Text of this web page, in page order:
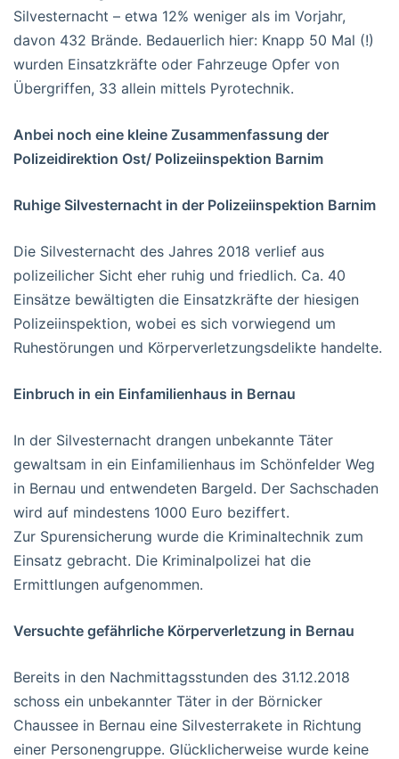
Silvesternacht – etwa 12% weniger als im Vorjahr,
davon 432 Brände. Bedauerlich hier: Knapp 50 Mal (!)
wurden Einsatzkräfte oder Fahrzeuge Opfer von
Übergriffen, 33 allein mittels Pyrotechnik.
Anbei noch eine kleine Zusammenfassung der
Polizeidirektion Ost/ Polizeiinspektion Barnim
Ruhige Silvesternacht in der Polizeiinspektion Barnim
Die Silvesternacht des Jahres 2018 verlief aus
polizeilicher Sicht eher ruhig und friedlich. Ca. 40
Einsätze bewältigten die Einsatzkräfte der hiesigen
Polizeiinspektion, wobei es sich vorwiegend um
Ruhestörungen und Körperverletzungsdelikte handelte.
Einbruch in ein Einfamilienhaus in Bernau
In der Silvesternacht drangen unbekannte Täter
gewaltsam in ein Einfamilienhaus im Schönfelder Weg
in Bernau und entwendeten Bargeld. Der Sachschaden
wird auf mindestens 1000 Euro beziffert.
Zur Spurensicherung wurde die Kriminaltechnik zum
Einsatz gebracht. Die Kriminalpolizei hat die
Ermittlungen aufgenommen.
Versuchte gefährliche Körperverletzung in Bernau
Bereits in den Nachmittagsstunden des 31.12.2018
schoss ein unbekannter Täter in der Börnicker
Chaussee in Bernau eine Silvesterrakete in Richtung
einer Personengruppe. Glücklicherweise wurde keine